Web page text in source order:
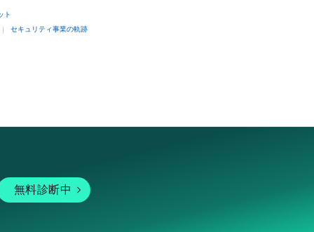
ト
セキュリティ事業の軌跡
無料診断中